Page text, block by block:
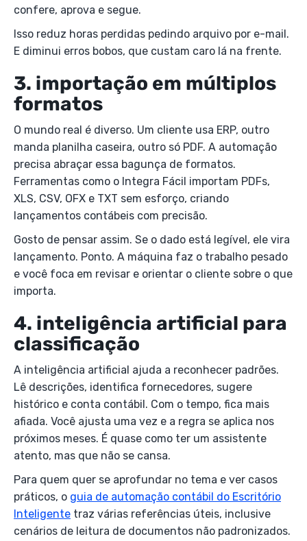
confere, aprova e segue.
Isso reduz horas perdidas pedindo arquivo por e-mail.
E diminui erros bobos, que custam caro lá na frente.
3. importação em múltiplos
formatos
O mundo real é diverso. Um cliente usa ERP, outro
manda planilha caseira, outro só PDF. A automação
precisa abraçar essa bagunça de formatos.
Ferramentas como o Integra Fácil importam PDFs,
XLS, CSV, OFX e TXT sem esforço, criando
lançamentos contábeis com precisão.
Gosto de pensar assim. Se o dado está legível, ele vira
lançamento. Ponto. A máquina faz o trabalho pesado
e você foca em revisar e orientar o cliente sobre o que
importa.
4. inteligência artificial para
classificação
A inteligência artificial ajuda a reconhecer padrões.
Lê descrições, identifica fornecedores, sugere
histórico e conta contábil. Com o tempo, fica mais
afiada. Você ajusta uma vez e a regra se aplica nos
próximos meses. É quase como ter um assistente
atento, mas que não se cansa.
Para quem quer se aprofundar no tema e ver casos
práticos, o guia de automação contábil do Escritório
Inteligente traz várias referências úteis, inclusive
cenários de leitura de documentos não padronizados.